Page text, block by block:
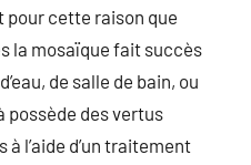
pour cette raison que
la mosaïque fait succès
de salle de bain, ou
possède des vertus
l’aide d’un traitement